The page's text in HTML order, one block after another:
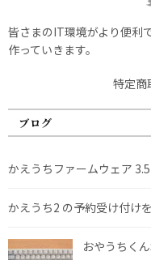
皆さまのIT環境がより便利
作っていきます。
特定商
ブログ
かえうちファームウェア
かえうち2 の予約受け付け
おやうちく